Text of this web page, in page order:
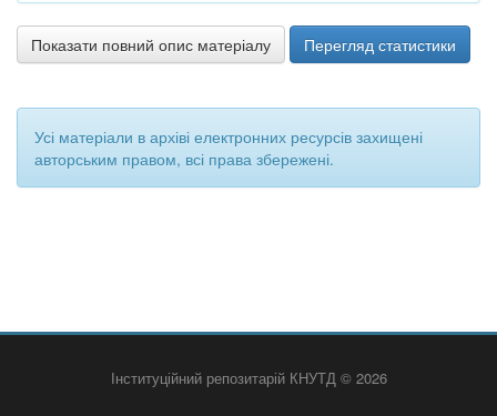
Показати повний опис матеріалу Перегляд статистики
Усі матеріали в архіві електронних ресурсів захищені
авторським правом, всі права збережені.
Інституційний репозитарій КНУТД © 2026